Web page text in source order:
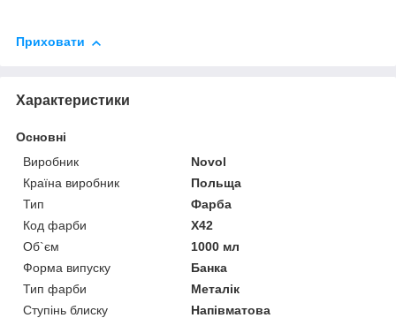
Приховати
Характеристики
Основні
Виробник
Novol
Країна виробник
Польща
Тип
Фарба
Код фарби
X42
Об`єм
1000 мл
Форма випуску
Банка
Тип фарби
Металік
Ступінь блиску
Напівматова